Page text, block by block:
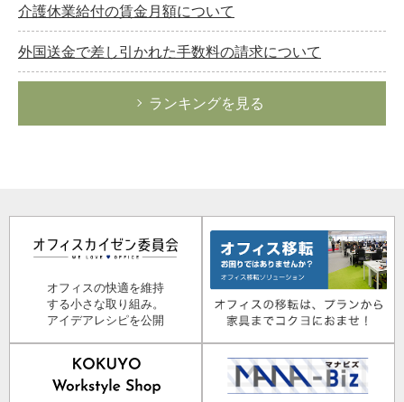
介護休業給付の賃金月額について
外国送金で差し引かれた手数料の請求について
ランキングを見る
オフィスの快適を維持
する小さな取り組み。
アイデアレシピを公開